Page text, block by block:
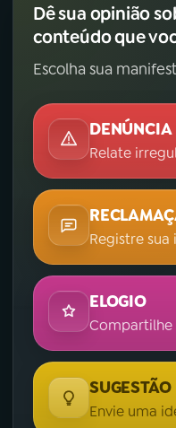
Dê sua opinião
conteúdo que
Escolha sua
DENÚNCIA
Relate
Registre sua
ELOGIO
SUGESTÃO
Envie uma